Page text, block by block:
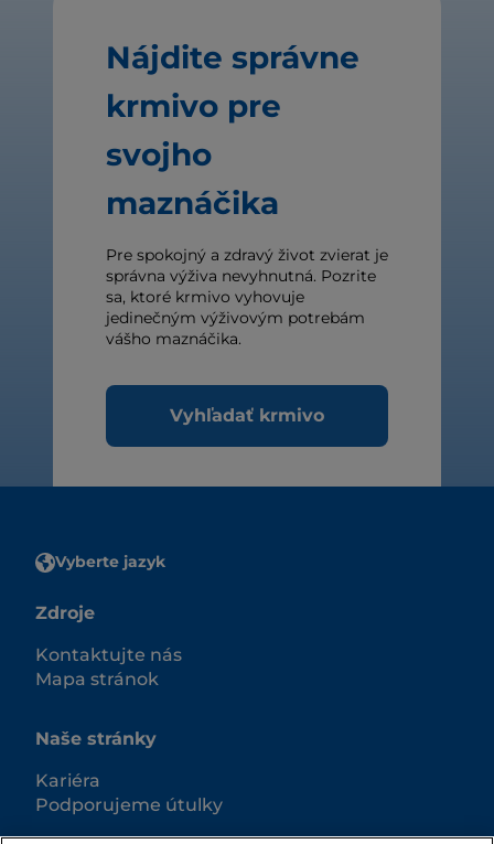
Nájdite správne
krmivo pre
svojho
maznáčika
Pre spokojný a zdravý život zvierat je
správna výživa nevyhnutná. Pozrite
sa, ktoré krmivo vyhovuje
jedinečným výživovým potrebám
vášho maznáčika.
Vyhľadať krmivo
Vyberte jazyk
Zdroje
Kontaktujte nás
Mapa stránok
Naše stránky
Kariéra
Podporujeme útulky